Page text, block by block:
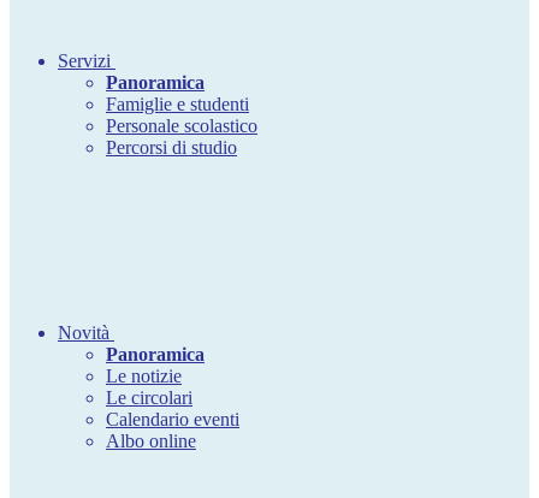
Servizi
Panoramica
Famiglie e studenti
Personale scolastico
Percorsi di studio
Novità
Panoramica
Le notizie
Le circolari
Calendario eventi
Albo online